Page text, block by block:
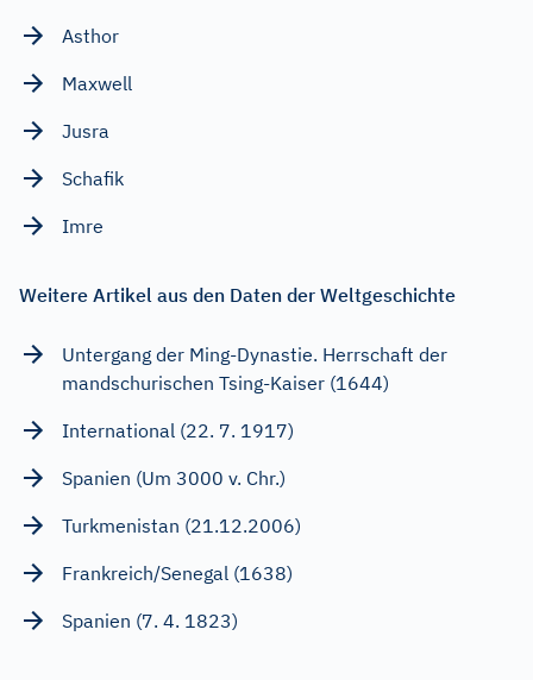
Asthor
Maxwell
Jusra
Schafik
Imre
Weitere Artikel aus den Daten der Weltgeschichte
Untergang der Ming-Dynastie. Herrschaft der
mandschurischen Tsing-Kaiser (1644)
International (22. 7. 1917)
Spanien (Um 3000 v. Chr.)
Turkmenistan (21.12.2006)
Frankreich/Senegal (1638)
Spanien (7. 4. 1823)